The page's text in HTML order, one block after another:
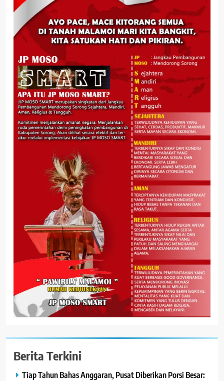
Berita Terkini
Tiap Tahun Bahas Anggaran, Pusat Diberikan Porsi Besar: